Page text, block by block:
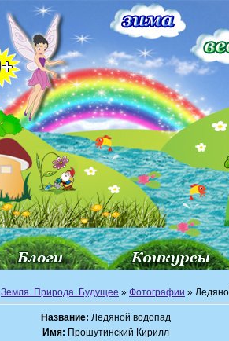
Земля. Природа. Будущее » Фотографии »
Название: Ледяной водопад
Имя: Прошутинский Кирилл